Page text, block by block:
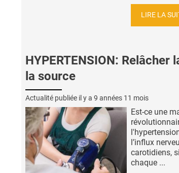
LIRE LA
HYPERTENSION: Relâcher
la source
Actualité publiée il y a 9 années 11 mois
Est-ce une
l’influx
carotidiens,
chaque ...